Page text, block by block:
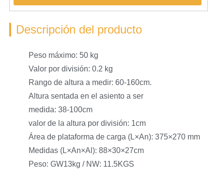
Descripción del producto
Peso máximo: 50 kg
Valor por división: 0.2 kg
Rango de altura a medir: 60-160cm.
Altura sentada en el asiento a ser
medida: 38-100cm
valor de la altura por división: 1cm
Área de plataforma de carga (L×An): 375×270 mm
Medidas (L×An×Al): 88×30×27cm
Peso: GW13kg / NW: 11.5KGS